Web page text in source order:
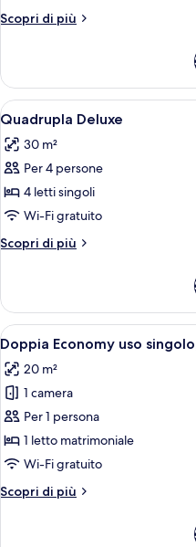
Scopri di più
Altri
Basic
Apri
tutte
le
foto
per
Quadrupla
Deluxe
13
Quadrupla Deluxe
30 m²
Per 4 persone
4 letti singoli
Wi-Fi gratuito
Scopri di più
Altri
Deluxe
Apri
tutte
le
foto
per
Doppia
Economy
singolo,
2
Doppia Economy uso
20 m²
1 camera
Per 1 persona
1 letto matrimoniale
Wi-Fi gratuito
Scopri di più
Altri